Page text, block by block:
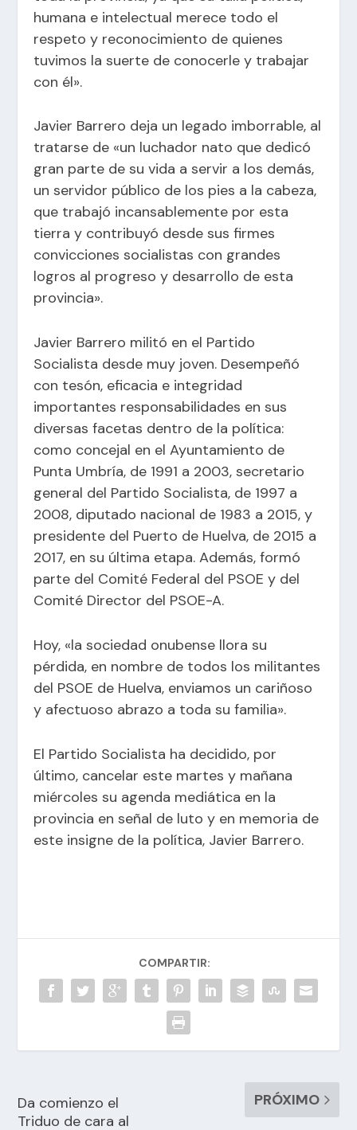
humana e intelectual merece todo el
respeto y reconocimiento de quienes
tuvimos la suerte de conocerle y trabajar
con él».
Javier Barrero deja un legado imborrable, al
tratarse de «un luchador nato que dedicó
gran parte de su vida a servir a los demás,
un servidor público de los pies a la cabeza,
que trabajó incansablemente por esta
tierra y contribuyó desde sus firmes
convicciones socialistas con grandes
logros al progreso y desarrollo de esta
provincia».
Javier Barrero militó en el Partido
Socialista desde muy joven. Desempeñó
con tesón, eficacia e integridad
importantes responsabilidades en sus
diversas facetas dentro de la política:
como concejal en el Ayuntamiento de
Punta Umbría, de 1991 a 2003, secretario
general del Partido Socialista, de 1997 a
2008, diputado nacional de 1983 a 2015, y
presidente del Puerto de Huelva, de 2015 a
2017, en su última etapa. Además, formó
parte del Comité Federal del PSOE y del
Comité Director del PSOE-A.
Hoy, «la sociedad onubense llora su
pérdida, en nombre de todos los militantes
del PSOE de Huelva, enviamos un cariñoso
y afectuoso abrazo a toda su familia».
El Partido Socialista ha decidido, por
último, cancelar este martes y mañana
miércoles su agenda mediática en la
provincia en señal de luto y en memoria de
este insigne de la política, Javier Barrero.
COMPARTIR:
Da comienzo el
Triduo de cara al
PRÓXIMO